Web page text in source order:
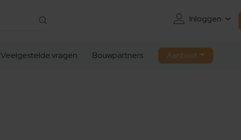
Inloggen
Veelgestelde vragen Bouwpartners Aanbod